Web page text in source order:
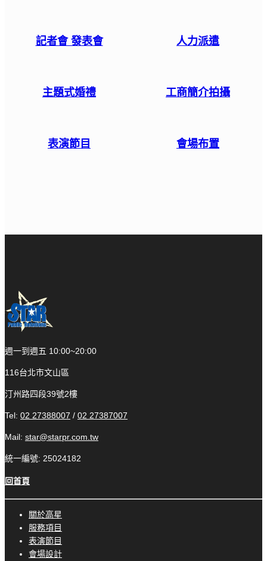
記者會 發表會 人力派遣
主題式婚禮 工商簡介拍攝
表演節目 會場布置
週一到週五 10:00~20:00
116台北市文山區
汀州路四段39號2樓
Tel: 02 27388007 / 02 27387007
Mail: star@starpr.com.tw
統一編號: 25024182
回首頁
關於高星
服務項目
表演節目
會場設計